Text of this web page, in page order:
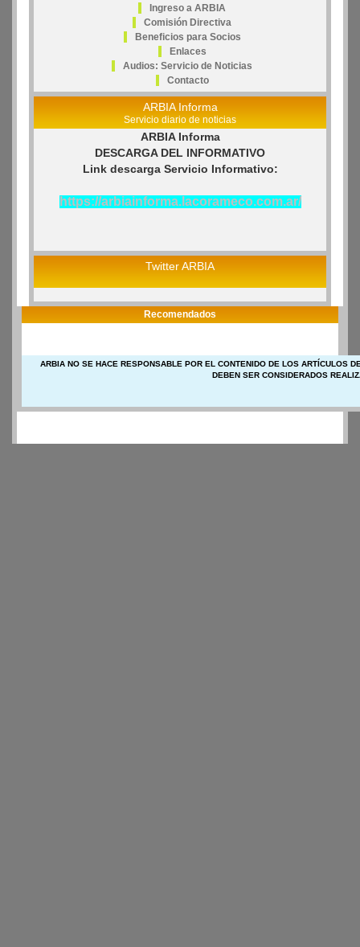
Ingreso a ARBIA
Comisión Directiva
Beneficios para Socios
Enlaces
Audios: Servicio de Noticias
Contacto
ARBIA Informa
Servicio diario de noticias
ARBIA Informa
DESCARGA DEL INFORMATIVO
Link descarga Servicio Informativo:
https://arbiainforma.lacorameco.com.ar/
Twitter ARBIA
Recomendados
ARBIA NO SE HACE RESPONSABLE POR EL CONTENIDO DE LOS ARTÍCULOS
DEBEN SER CONSIDERADOS